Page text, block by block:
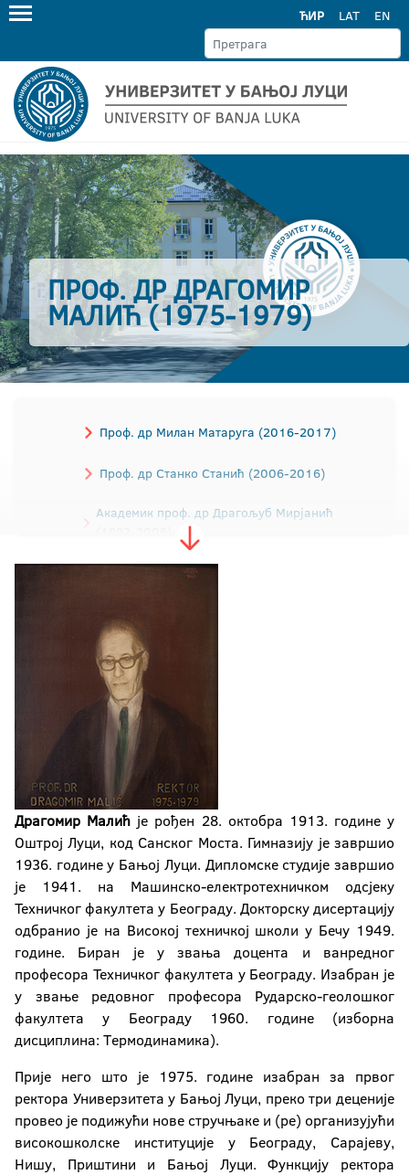
ЋИР LAT EN
ПРОФ. ДР ДРАГОМИР
МАЛИЋ (1975-1979)
Проф. др Милан Матаруга (2016-2017)
Проф. др Станко Станић (2006-2016)
Академик проф. др Драгољуб Мирјанић
Академик проф. др Рајко Кузмановић
Проф. др Драгица Додиг (1984-1988)
Проф. др Ибрахим Табаковић (1979-1984)
Проф. др Драгомир Малић (1975-1979)
Драгомир Малић је рођен 28. октобра 1913. године у
Оштрој Луци, код Санског Моста. Гимназију је завршио
1936. године у Бањој Луци. Дипломске студије завршио
је 1941. на Машинско-електротехничком одсјеку
Техничког факултета у Београду. Докторску дисертацију
одбранио је на Високој техничкој школи у Бечу 1949.
године. Биран је у звања доцента и ванредног
професора Техничког факултета у Београду. Изабран је
у звање редовног професора Рударско-геолошког
факултета у Београду 1960. године (изборна
дисциплина: Tермодинамика).
Прије него што је 1975. године изабран за првог
ректора Универзитета у Бањој Луци, преко три деценије
провео је подижући нове стручњаке и (ре) организујући
високошколске институције у Београду, Сарајеву,
Нишу, Приштини и Бањој Луци. Функцију ректора